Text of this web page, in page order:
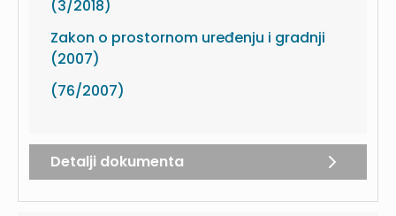
(3/2018)
Zakon o prostornom uređenju i gradnji
(2007)
(76/2007)
Detalji dokumenta